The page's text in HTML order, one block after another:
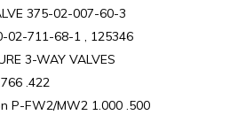
375-02-007-60-3
02-711-68-1 , 125346
3-WAY VALVES
.422
P-FW2/MW2 1.000 .500